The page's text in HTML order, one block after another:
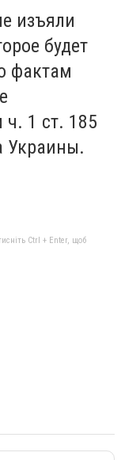
изъяли
будет
фактам
ч. 1 ст. 185
Украины.
Ctrl + Enter, щоб